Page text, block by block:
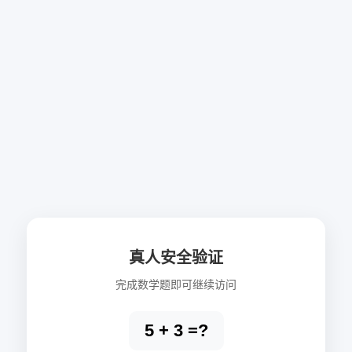
真人安全验证
完成数学题即可继续访问
5 + 3 =?